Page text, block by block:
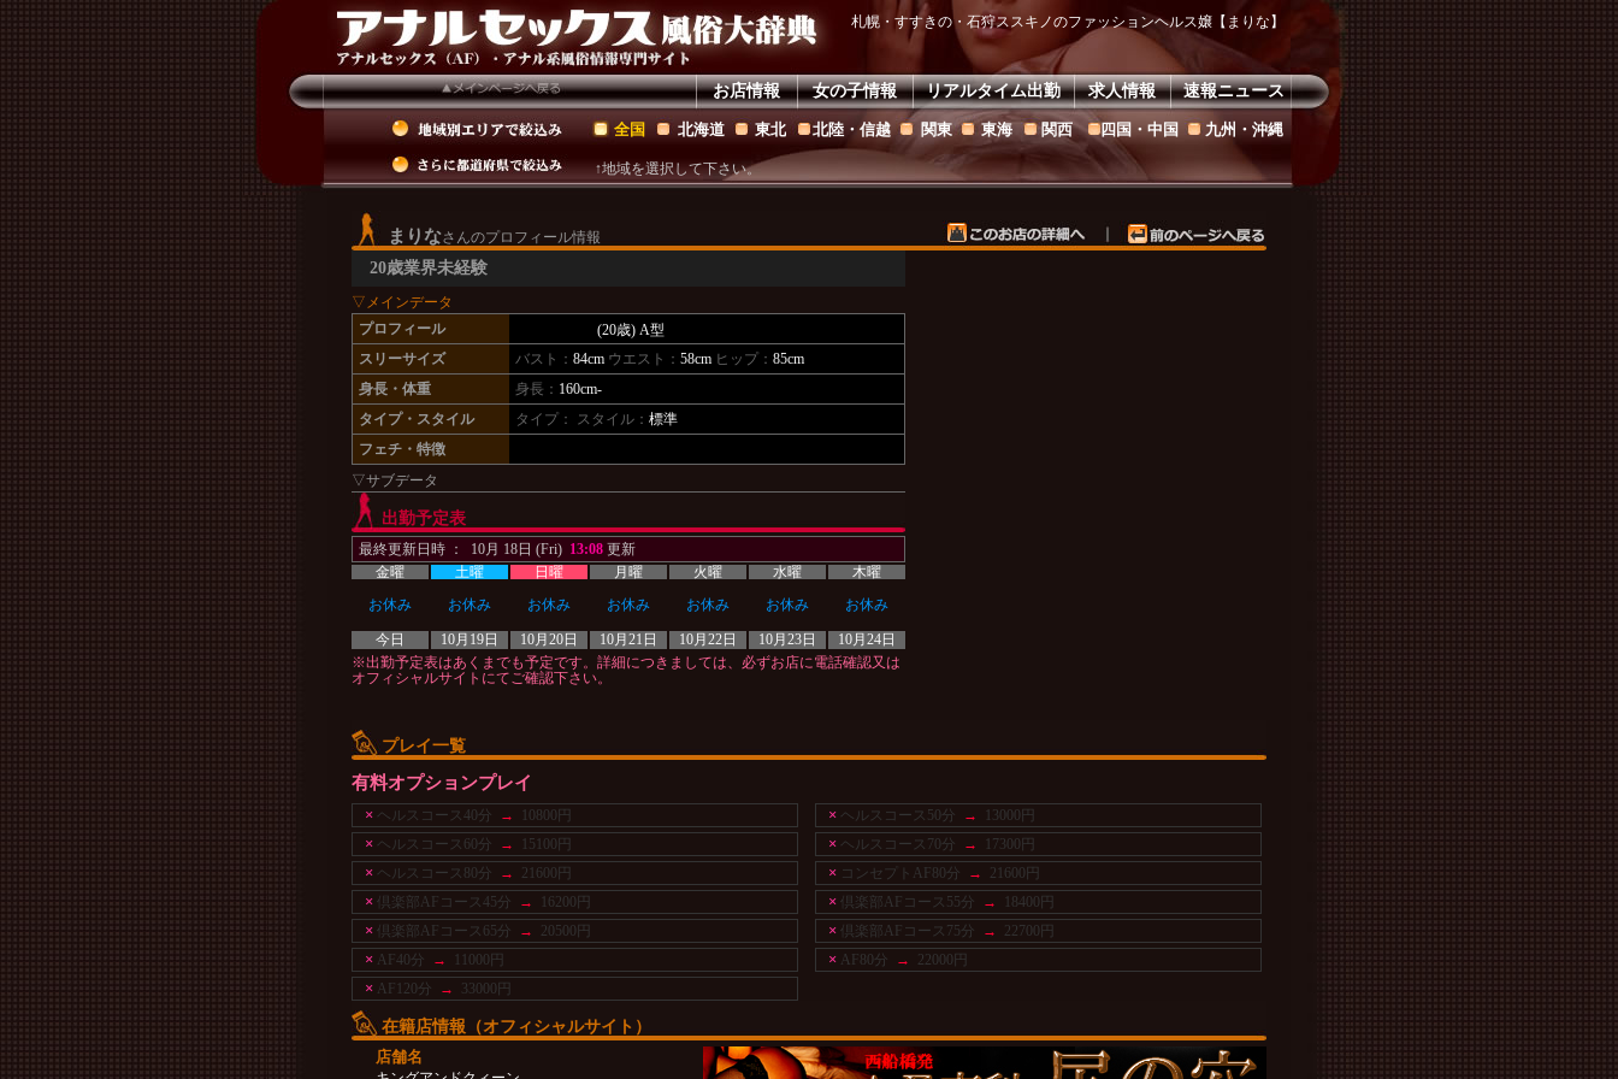
札幌・すすきの・石狩ススキノのファッションヘルス嬢【まりな】
お店情報 女の子情報 リアルタイム出勤 求人情報 速報ニュース
全国 北海道 東北 北陸・信越 関東 東海 関西 四国・中国 九州・沖縄
↑地域を選択して下さい。
まりなさんのプロフィール情報
20歳業界未経験
▽メインデータ
プロフィール
(20歳) A型
スリーサイズ
バスト： 84cm ウエスト： 58cm ヒップ： 85cm
身長・体重
身長： 160cm-
タイプ・スタイル
タイプ： スタイル： 標準
フェチ・特徴
▽サブデータ
出勤予定表
最終更新日時 ： 10月 18日 (Fri) 13:08 更新
金曜
お休み
今日
土曜
お休み
10月19日
日曜
お休み
10月20日
月曜
お休み
10月21日
火曜
お休み
10月22日
水曜
お休み
10月23日
木曜
お休み
10月24日
※出勤予定表はあくまでも予定です。詳細につきましては、必ずお店に電話確認又は
オフィシャルサイトにてご確認下さい。
プレイ一覧
有料オプションプレイ
× ヘルスコース40分 → 10800円 × ヘルスコース50分 → 13000円
× ヘルスコース60分 → 15100円 × ヘルスコース70分 → 17300円
× ヘルスコース80分 → 21600円 × コンセプトAF80分 → 21600円
× 倶楽部AFコース45分 → 16200円 × 倶楽部AFコース55分 → 18400円
× 倶楽部AFコース65分 → 20500円 × 倶楽部AFコース75分 → 22700円
× AF40分 → 11000円 × AF80分 → 22000円
× AF120分 → 33000円
在籍店情報（オフィシャルサイト）
店舗名